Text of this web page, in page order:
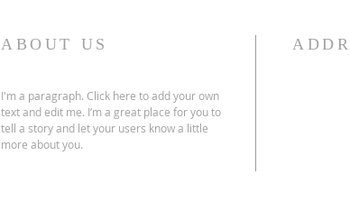
ABOUT US
I'm a paragraph. Click here to add your own
text and edit me. I’m a great place for you to
tell a story and let your users know a little
more about you.